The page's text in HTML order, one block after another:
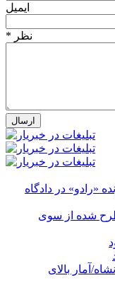
ایمیل
* نظر
«رادو» در دادگاه
شده از سوی
آمار بالای